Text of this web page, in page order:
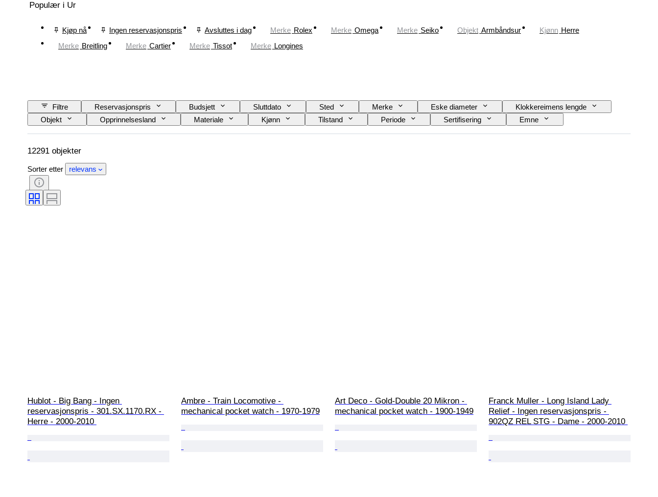
Populær i Ur
Kjøp nå Ingen reservasjonspris Avsluttes i dag Merke Rolex Merke Omega Merke Seiko Objekt Armbåndsur Kjønn Herre
Merke Breitling Merke Cartier Merke Tissot Merke Longines
Filtre Reservasjonspris Budsjett Sluttdato Sted Merke Eske diameter
Klokkereimens lengde
Objekt
Opprinnelsesland Materiale Kjønn Tilstand Periode Sertifisering
Emne
Utgave nr
Språk Farge Urverk Klokkerem materiale Æra Power Reserve
Striking
12291 objekter
Sorter etter relevans
Hublot - Big Bang - Ingen
reservasjonspris - 301.SX.1170.RX -
Herre - 2000-2010
Ambre - Train Locomotive -
mechanical pocket watch - 1970-1979
Art Deco - Gold-Double 20 Mikron -
mechanical pocket watch - 1900-1949
Franck Muller - Long Island Lady
Relief - Ingen reservasjonspris -
902QZ REL STG - Dame - 2000-2010